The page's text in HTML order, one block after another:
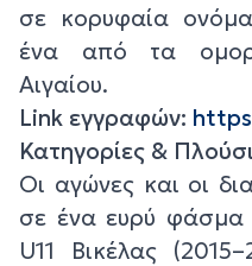
σε κορυφαία
ένα από τα
Αιγαίου.
Link εγγραφών: https
Κατηγορίες &
Οι αγώνες και οι
σε ένα ευρύ φάσμα
U11 Βικέλας